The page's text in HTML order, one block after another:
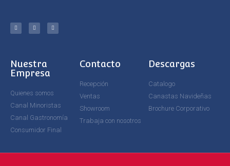
Nuestra
Empresa
Quienes somos
Canal Minoristas
Canal Gastronomía
Consumidor Final
Contacto
Recepción
Ventas
Showroom
Trabaja con nosotros
Descargas
Catalogo
Canastas Navideñas
Brochure Corporativo